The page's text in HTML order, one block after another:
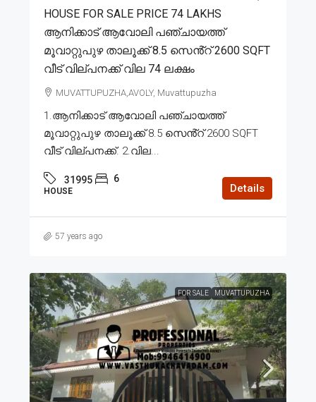
HOUSE FOR SALE PRICE 74 LAKHS
ആനിക്കാട് ആവോലി പഞ്ചായത്ത്
മൂവാറ്റുപുഴ താലൂക്ക് 8.5 സെൻ്റ് 2600 SQFT
വീട് വില്പനക്ക് വില 74 ലക്ഷം
MUVATTUPUZHA,AVOLY, Muvattupuzha
1.ആനിക്കാട് ആവോലി പഞ്ചായത്ത്
മൂവാറ്റുപുഴ താലൂക്ക് 8.5 സെൻ്റ് 2600 SQFT
വീട് വില്പനക്ക്. 2.വില...
31995 6
HOUSE Details
57 years ago
FOR SALE MUVATTUPUZHA